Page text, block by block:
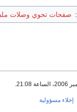
: صفحات تحوي وصلات
إخلاء مسؤولية